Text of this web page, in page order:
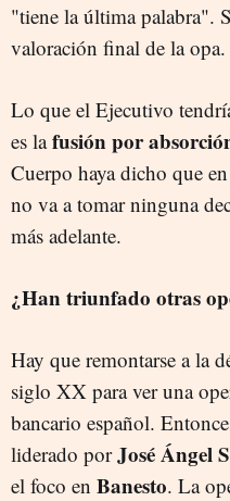
"tiene la última palabra".
valoración final de la opa.
Lo que el Ejecutivo
es lafusión por
Cuerpo haya dicho que
no va a tomar ninguna
más adelante.
¿Han triunfado otras
Hay que remontarse a la
siglo XX para ver una
bancario español.
liderado porJosé Ángel
el foco en Banesto. La